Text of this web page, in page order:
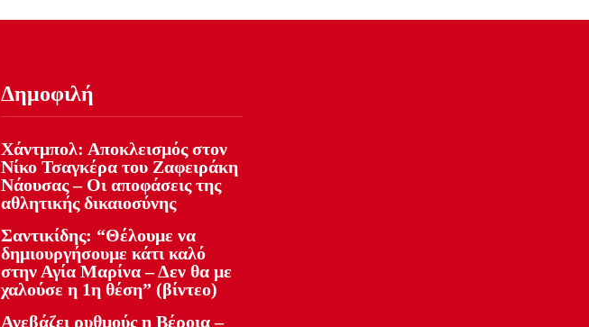
Δημοφιλή
Χάντμπολ: Αποκλεισμός στον
Νίκο Τσαγκέρα του Ζαφειράκη
Νάουσας – Οι αποφάσεις της
αθλητικής δικαιοσύνης
Σαντικίδης: “Θέλουμε να
δημιουργήσουμε κάτι καλό
στην Αγία Μαρίνα – Δεν θα με
χαλούσε η 1η θέση” (βίντεο)
Ανεβάζει ρυθμούς η Βέροια –